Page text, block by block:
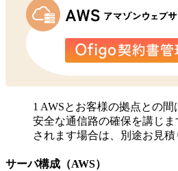
1 AWSとお客様の拠点との間
安全な通信路の確保を講じ
されます場合は、別途お見積
サーバ構成（AWS）